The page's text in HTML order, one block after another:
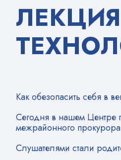
Как обезопасить себя в
Сегодня в нашем Центре
межрайонного
Слушателями стали